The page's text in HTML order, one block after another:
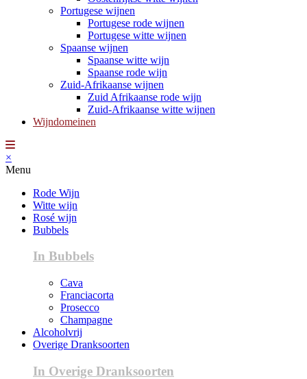
Portugese wijnen
Portugese rode wijnen
Portugese witte wijnen
Spaanse wijnen
Spaanse witte wijn
Spaanse rode wijn
Zuid-Afrikaanse wijnen
Zuid Afrikaanse rode wijn
Zuid-Afrikaanse witte wijnen
Wijndomeinen
×
Menu
Rode Wijn
Witte wijn
Rosé wijn
Bubbels
In Bubbels
Cava
Franciacorta
Prosecco
Champagne
Alcoholvrij
Overige Dranksoorten
In Overige Dranksoorten